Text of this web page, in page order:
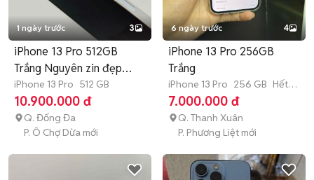
1 ngày trước 3
iPhone 13 Pro 512GB
Trắng Nguyên zin đẹp
keng
iPhone 13 Pro 512 GB
10.900.000 đ
Q. Đống Đa
P. Ô Chợ Dừa mới
6 ngày trước 4
iPhone 13 Pro 256GB
Trắng
iPhone 13 Pro 256 GB Hết
bảo hành
7.000.000 đ
Q. Thanh Xuân
P. Phương Liệt mới